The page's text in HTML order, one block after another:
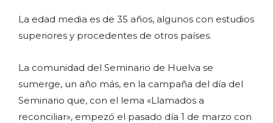
La edad media es de 35 años, algunos con estudios
superiores y procedentes de otros países.
La comunidad del Seminario de Huelva se
sumerge, un año más, en la campaña del día del
Seminario que, con el lema «Llamados a
reconciliar», empezó el pasado día 1 de marzo con